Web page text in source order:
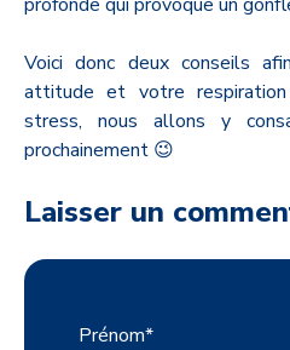
Voici donc deux conseils
attitude et votre
stress, nous allons y
prochainement 😉
Laisser un
Prénom*